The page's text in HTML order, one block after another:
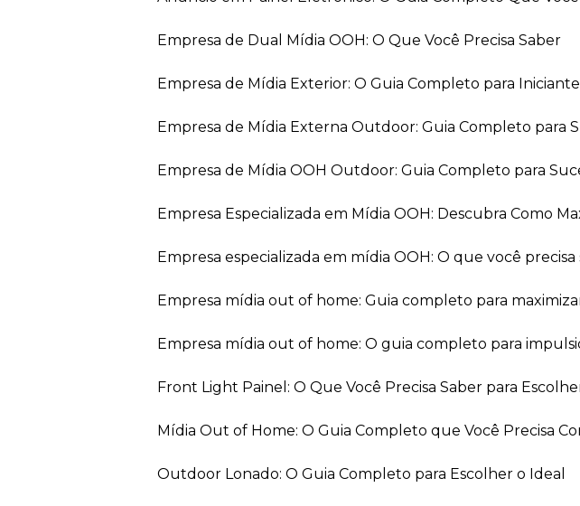
Empresa de Dual Mídia OOH: O Que Você Precisa Saber
Empresa de Mídia Exterior: O Guia Completo para
Empresa de Mídia Externa Outdoor: Guia Completo para
Empresa de Mídia OOH Outdoor: Guia Completo para
Empresa Especializada em Mídia OOH: Descubra Como
Empresa especializada em mídia OOH: O que você precisa
Empresa mídia out of home: Guia completo para
Empresa mídia out of home: O guia completo para
Front Light Painel: O Que Você Precisa Saber para
Mídia Out of Home: O Guia Completo que Você Precisa
Outdoor Lonado: O Guia Completo para Escolher o Ideal